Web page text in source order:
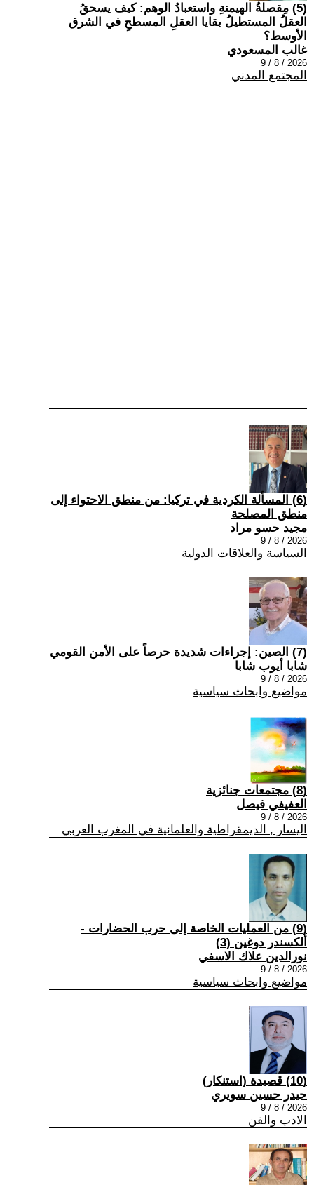
(5) مِقصلةُ الهيمنةِ واستعبادُ الوهم: كيف يسحقُ
العقلُ المستطيلُ بقايا العقلِ المسطحِ في الشرق
الأوسط؟
غالب المسعودي
2026 / 8 / 9
المجتمع المدني
(6) المسألة الكردية في تركيا: من منطق الاحتواء إلى
منطق المصلحة
مجيد حسو مراد
2026 / 8 / 9
السياسة والعلاقات الدولية
(7) الصين: إجراءات شديدة حرصاً على الأمن القومي
شابا أيوب شابا
2026 / 8 / 9
مواضيع وابحاث سياسية
(8) مجتمعات جنائزية
العفيفي فيصل
2026 / 8 / 9
اليسار , الديمقراطية والعلمانية في المغرب العربي
(9) من العمليات الخاصة إلى حرب الحضارات -
ألكسندر دوغين (3)
نورالدين علاك الاسفي
2026 / 8 / 9
مواضيع وابحاث سياسية
(10) قصيدة (استنكار)
حيدر حسين سويري
2026 / 8 / 9
الادب والفن